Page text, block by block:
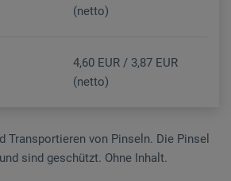
(netto)
4,60 EUR / 3,87 EUR
(netto)
Transportieren von Pinseln. Die Pinsel
sind geschützt. Ohne Inhalt.